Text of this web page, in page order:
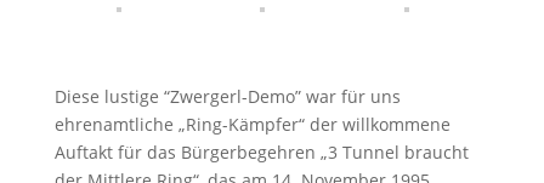
Diese lustige “Zwergerl-Demo” war für uns
ehrenamtliche „Ring-Kämpfer“ der willkommene
Auftakt für das Bürgerbegehren „3 Tunnel braucht